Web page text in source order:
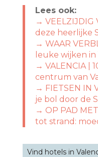
Lees ook:
→ VEELZIJDIG
deze heerlijke
→ WAAR
leuke wijken in
→ VALENCIA |
centrum van
→ FIETSEN IN
je bol door de
→ OP PAD
tot strand:
Vind hotels in